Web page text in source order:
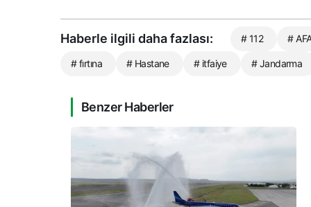
Haberle ilgili daha fazlası: # 112 #
# fırtına # Hastane # itfaiye # Jandarma
Benzer Haberler